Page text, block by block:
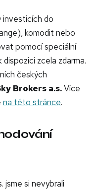
do
komodit nebo
pomocí speciální
zcela zdarma.
českých
Brokers a.s.Více
na této stránce.
jsme si nevybrali